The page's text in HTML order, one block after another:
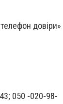
довіри»
050 -020-98-